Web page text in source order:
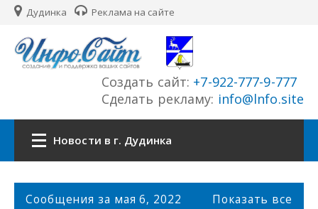
Дудинка Реклама на сайте
Создать сайт: +7-922-777-9-777
Сделать рекламу: info@lnfo.site
Новости в г. Дудинка
Главная
Сообщения за мая 6, 2022 Показать все